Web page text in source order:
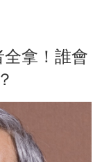
拿！誰會